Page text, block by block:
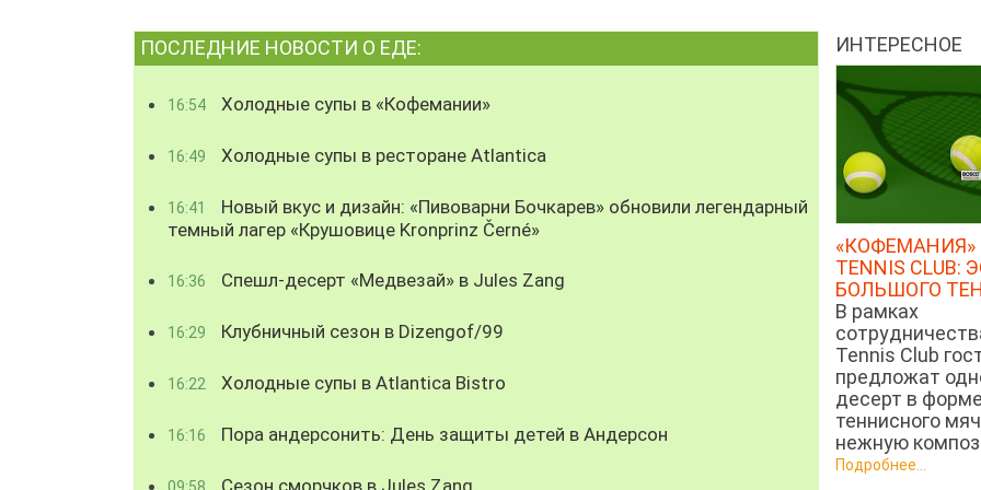
ПОСЛЕДНИЕ НОВОСТИ О ЕДЕ:
16:54 Холодные супы в «Кофемании»
16:49 Холодные супы в ресторане Atlantica
16:41
Новый вкус и дизайн: «Пивоварни Бочкарев» обновили легендарный
темный лагер «Крушовице Kronprinz Černé»
16:36 Спешл-десерт «Медвезай» в Jules Zang
16:29 Клубничный сезон в Dizengof/99
16:22 Холодные супы в Atlantica Bistro
16:16 Пора андерсонить: День защиты детей в Андерсон
Сезон сморчков в Jules Zang
ИНТЕРЕСНОЕ
«КОФЕМАНИЯ»
TENNIS CLUB:
БОЛЬШОГО
В рамках
Tennis Club
предложат
десерт в форме
теннисного
нежную
Подробнее...